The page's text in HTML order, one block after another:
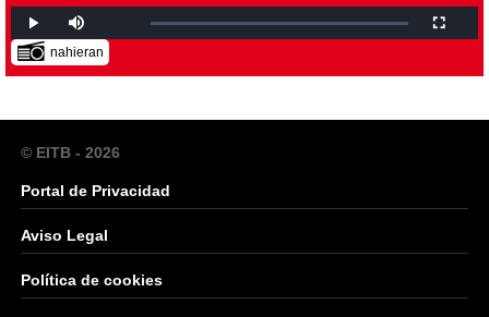
nahieran
© EITB - 2026
Portal de Privacidad
Aviso Legal
Política de cookies